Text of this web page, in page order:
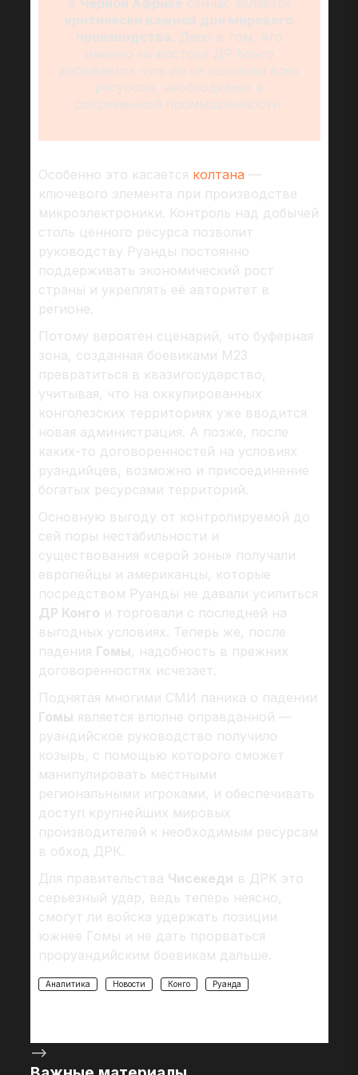
в Черной Африке сейчас является
критически важной для мирового
производства. Дело в том, что
именно на востоке ДР Конго
добывается чуть ли не половина всех
ресурсов, необходимых в
современной промышленности.
Особенно это касается колтана —
ключевого элемента при производстве
микроэлектроники. Контроль над добычей
столь ценного ресурса позволит
руководству Руанды постоянно
поддерживать экономический рост
страны и укреплять её авторитет в
регионе.
Потому вероятен сценарий, что буферная
зона, созданная боевиками М23
превратиться в квазигосударство,
учитывая, что на оккупированных
конголезских территориях уже вводится
новая администрация. А позже, после
каких-то договоренностей на условиях
руандийцев, возможно и присоединение
богатых ресурсами территорий.
Основную выгоду от контролируемой до
сей поры нестабильности и
существования «серой зоны» получали
европейцы и американцы, которые
посредством Руанды не давали усилиться
ДР Конго и торговали с последней на
выгодных условиях. Теперь же, после
падения Гомы, надобность в прежних
договоренностях исчезает.
Поднятая многими СМИ паника о падении
Гомы является вполне оправданной —
руандийское руководство получило
козырь, с помощью которого сможет
манипулировать местными
региональными игроками, и обеспечивать
доступ крупнейших мировых
производителей к необходимым ресурсам
в обход ДРК.
Для правительства Чисекеди в ДРК это
серьезный удар, ведь теперь неясно,
смогут ли войска удержать позиции
южнее Гомы и не дать прорваться
проруандийским боевикам дальше.
Аналитика Новости Конго Руанда
-->